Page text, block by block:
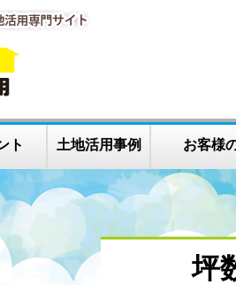
ト 土地活用事例 お客様
坪